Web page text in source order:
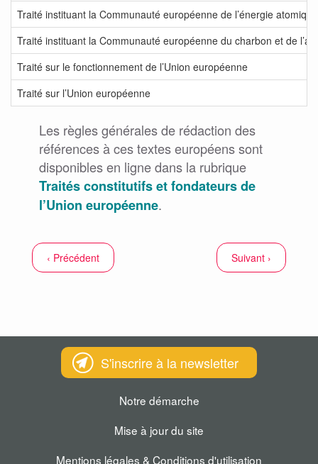
Traité instituant la Communauté européenne de l’énergie atomique
Traité instituant la Communauté européenne du charbon et de
Traité sur le fonctionnement de l’Union européenne
Traité sur l’Union européenne
Les règles générales de rédaction des
références à ces textes européens sont
disponibles en ligne dans la rubrique
Traités constitutifs et fondateurs de
l’Union européenne.
‹ Précédent Suivant ›
S'inscrire à la newsletter
Notre démarche
Mise à jour du site
Mentions légales & Conditions d'utilisation